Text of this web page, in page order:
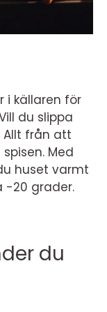
i källaren för
du slippa
från att
Med
huset varmt
-20 grader.
du